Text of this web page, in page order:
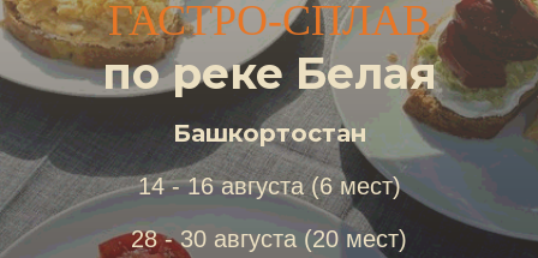
ГАСТРО-СПЛАВ
по реке Белая
Башкортостан
14 - 16 августа (6 мест)
28 - 30 августа (20 мест)